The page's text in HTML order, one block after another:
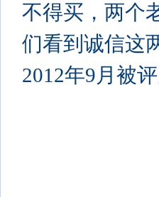
不得买，两个
们看到诚信这
2012年9月被